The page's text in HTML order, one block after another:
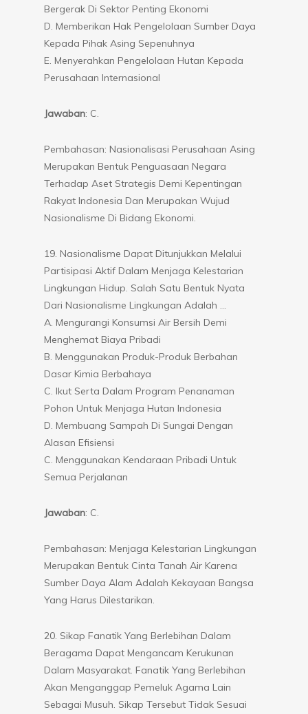
Bergerak Di Sektor Penting Ekonomi
D. Memberikan Hak Pengelolaan Sumber Daya
Kepada Pihak Asing Sepenuhnya
E. Menyerahkan Pengelolaan Hutan Kepada
Perusahaan Internasional
Jawaban: C.
Pembahasan: Nasionalisasi Perusahaan Asing
Merupakan Bentuk Penguasaan Negara
Terhadap Aset Strategis Demi Kepentingan
Rakyat Indonesia Dan Merupakan Wujud
Nasionalisme Di Bidang Ekonomi.
19. Nasionalisme Dapat Ditunjukkan Melalui
Partisipasi Aktif Dalam Menjaga Kelestarian
Lingkungan Hidup. Salah Satu Bentuk Nyata
Dari Nasionalisme Lingkungan Adalah …
A. Mengurangi Konsumsi Air Bersih Demi
Menghemat Biaya Pribadi
B. Menggunakan Produk-Produk Berbahan
Dasar Kimia Berbahaya
C. Ikut Serta Dalam Program Penanaman
Pohon Untuk Menjaga Hutan Indonesia
D. Membuang Sampah Di Sungai Dengan
Alasan Efisiensi
C. Menggunakan Kendaraan Pribadi Untuk
Semua Perjalanan
Jawaban: C.
Pembahasan: Menjaga Kelestarian Lingkungan
Merupakan Bentuk Cinta Tanah Air Karena
Sumber Daya Alam Adalah Kekayaan Bangsa
Yang Harus Dilestarikan.
20. Sikap Fanatik Yang Berlebihan Dalam
Beragama Dapat Mengancam Kerukunan
Dalam Masyarakat. Fanatik Yang Berlebihan
Akan Menganggap Pemeluk Agama Lain
Sebagai Musuh. Sikap Tersebut Tidak Sesuai